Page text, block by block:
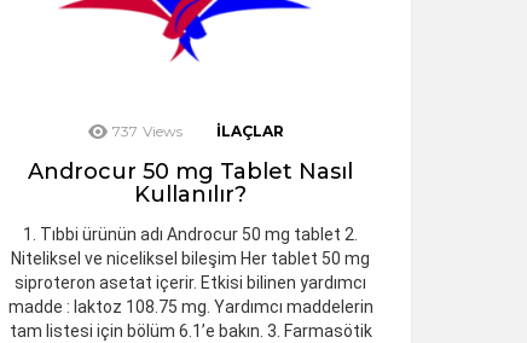
737 Views İLAÇLAR
Androcur 50 mg Tablet Nasıl
Kullanılır?
1. Tıbbi ürünün adı Androcur 50 mg tablet 2.
Niteliksel ve niceliksel bileşim Her tablet 50 mg
siproteron asetat içerir. Etkisi bilinen yardımcı
madde : laktoz 108.75 mg. Yardımcı maddelerin
tam listesi için bölüm 6.1’e bakın. 3. Farmasötik